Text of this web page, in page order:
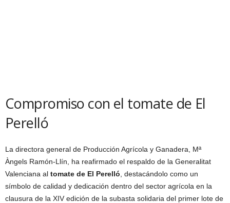
Compromiso con el tomate de El
Perelló
La directora general de Producción Agrícola y Ganadera, Mª
Àngels Ramón-Llín, ha reafirmado el respaldo de la Generalitat
Valenciana al tomate de El Perelló , destacándolo como un
símbolo de calidad y dedicación dentro del sector agrícola en la
clausura de la XIV edición de la subasta solidaria del primer lote de